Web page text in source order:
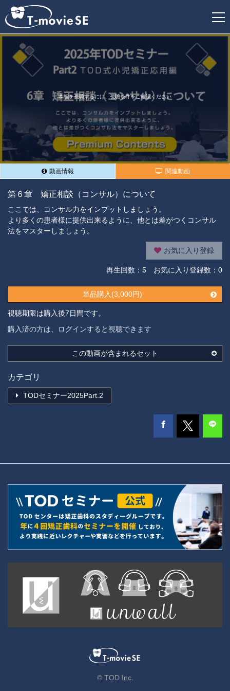
本編を視聴するには、視聴条件をご確認ください
動画情報 関連動画
第６章 矯正相談（コンサル）について
ここでは、コンサル力をインプットしましょう。
より多くの患者様に提供出来るように、他とは差がつくコンサル
法をマスターしましょう。
お気に入り登録
再生回数： 5 お気に入り登録数：0
単品購入(3,000円)
視聴期限は購入後7日間です。
購入済の方は、ログインすると視聴できます
この動画が含まれるセット
カテゴリ
TODセミナー2025Part.2
© TOD Inc.